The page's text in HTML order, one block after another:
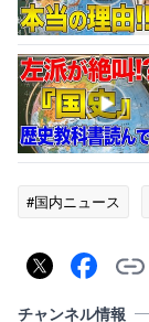
#国内ニュース
チャンネル情報